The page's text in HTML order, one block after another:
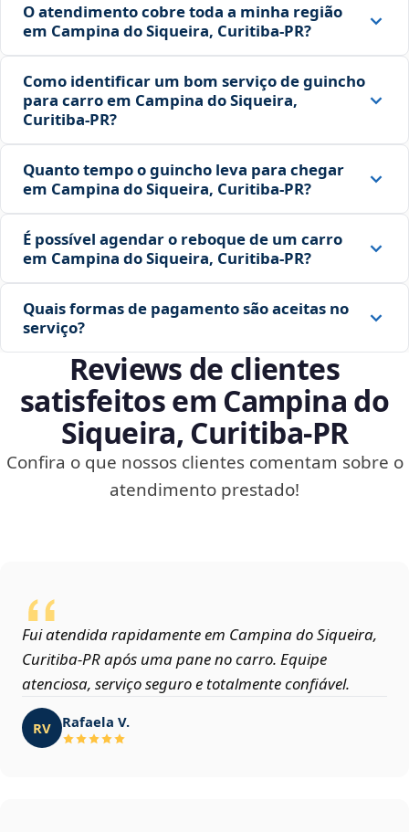
O atendimento cobre toda a minha região
em Campina do Siqueira, Curitiba‑PR?
Como identificar um bom serviço de guincho
para carro em Campina do Siqueira,
Curitiba‑PR?
Quanto tempo o guincho leva para chegar
em Campina do Siqueira, Curitiba‑PR?
É possível agendar o reboque de um carro
em Campina do Siqueira, Curitiba‑PR?
Quais formas de pagamento são aceitas no
serviço?
Reviews de clientes
satisfeitos em Campina do
Siqueira, Curitiba‑PR
Confira o que nossos clientes comentam sobre o
atendimento prestado!
Fui atendida rapidamente em Campina do Siqueira,
Curitiba‑PR após uma pane no carro. Equipe
atenciosa, serviço seguro e totalmente confiável.
RV Rafaela V.